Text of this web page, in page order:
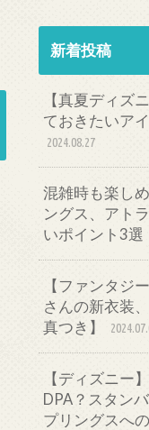
新着投稿
【真夏ディズ
ておきたいア
2024.08.27
混雑時も楽し
ングス、アト
いポイント3選
【ファンタジ
さんの新衣装
真つき】
【ディズニー
DPA？スタン
プリングスへ